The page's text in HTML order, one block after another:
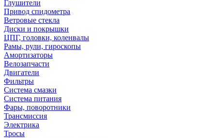
Глушители
Привод спидометра
Ветровые стекла
Диски и покрышки
ЦПГ, головки, коленвалы
Рамы, рули, гироскопы
Амортизаторы
Велозапчасти
Двигатели
Фильтры
Система смазки
Система питания
Фары, поворотники
Трансмиссия
Электрика
Тросы